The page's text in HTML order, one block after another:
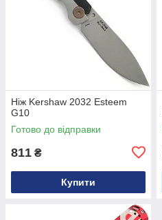
Ніж Kershaw 2032 Esteem
G10
Готово до відправки
811 ₴
Купити